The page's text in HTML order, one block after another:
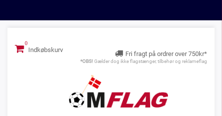
Indkøbskurv
Fri fragt på ordrer over 750kr*
*OBS! Gælder dog ikke flagstænger, tilbehør og reklameflag